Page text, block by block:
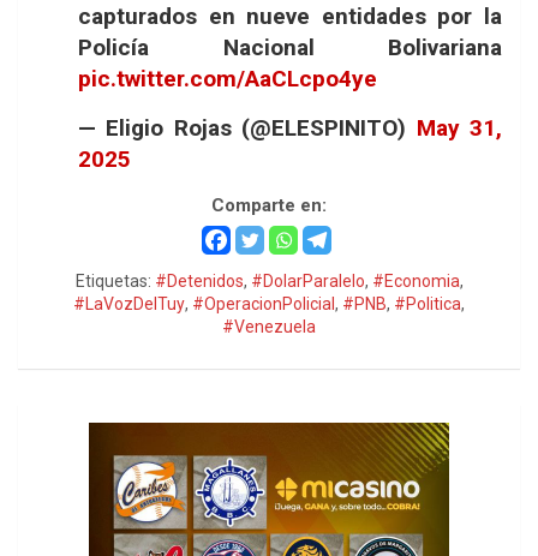
capturados en nueve entidades por la
Policía Nacional Bolivariana
pic.twitter.com/AaCLcpo4ye
— Eligio Rojas (@ELESPINITO) May 31,
2025
Comparte en:
Etiquetas: #Detenidos, #DolarParalelo, #Economia,
#LaVozDelTuy, #OperacionPolicial , #PNB, #Politica,
#Venezuela